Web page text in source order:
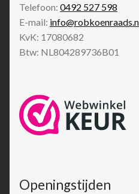
Telefoon: 0492 527 598
E-mail:
KvK: 17080682
Btw: NL804289736B01
Openingstijden